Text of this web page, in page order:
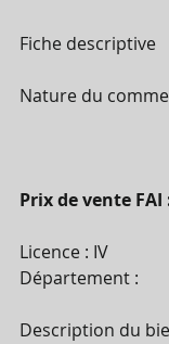
Fiche descriptive
Nature du
Prix de vente FAI
Licence : IV
Département :
Description du